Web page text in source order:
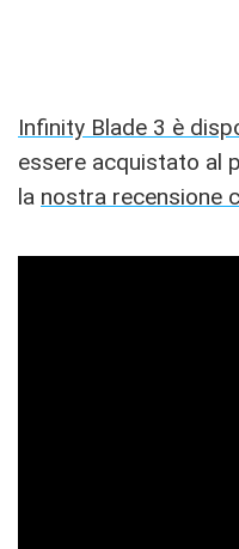
Infinity Blade 3 è
essere acquistato al
la nostra recensione